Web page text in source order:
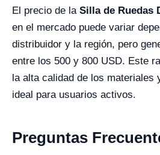
El precio de la Silla de Ruedas
en el mercado puede variar
distribuidor y la región, pero
entre los 500 y 800 USD. Este
la alta calidad de los materiales
ideal para usuarios activos.
Preguntas